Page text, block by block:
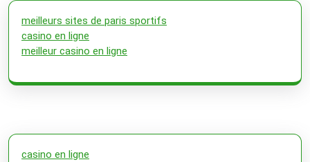
meilleurs sites de paris sportifs
casino en ligne
meilleur casino en ligne
casino en ligne